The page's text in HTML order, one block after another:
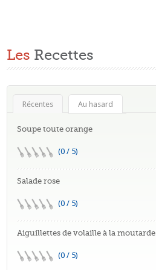
Les Recettes
Récentes Au hasard
Soupe toute orange
(0 / 5)
Salade rose
(0 / 5)
Aiguillettes de volaille à la moutarde
(0 / 5)